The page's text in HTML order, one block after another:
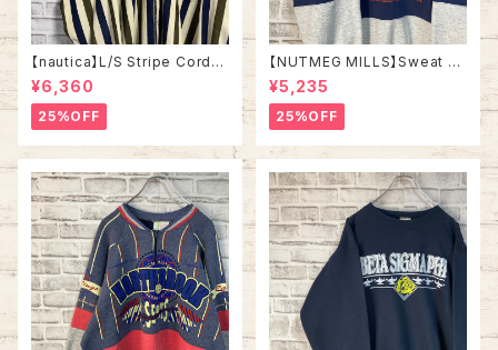
【nautica】L/S Stripe Cordur
oy Shirt L 90s ノーティカ スト
ライプ コーデュロイ シャツ ボタ
ンダウン 長袖 ワンポイントロゴ
刺繍ロゴ 旧タグ USA アメリカ
古着
¥6,360
25%OFF
【NUTMEG MILLS】Sweat XL
Made in USA 90s “UNIVER
SITY OF TENNESSEE” vinta
ge ナツメグミルズ カレッジモノ
カレッジロゴ テネシー大学 スウ
ェット トレーナー ヴィンテージ
アメリカ USA 古着
¥5,235
25%OFF